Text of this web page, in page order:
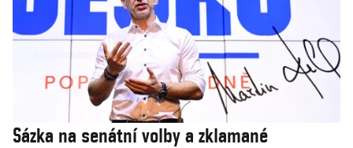
Sázka na senátní volby a zklamané